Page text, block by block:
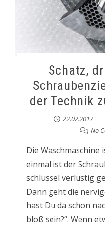
Schatz,
der Technik
22.02.2017
No
Die Waschmaschine
einmal ist der
schlüssel verlustig
Dann geht die
hast Du da schon
bloß sein?“. Wenn